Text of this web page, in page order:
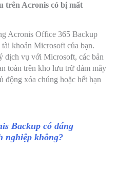
trên Acronis có bị mất
Acronis Office 365 Backup
khoản Microsoft của bạn.
dịch vụ với Microsoft, các bản
toàn trên kho lưu trữ đám mây
động xóa chúng hoặc hết hạn
Backup có đáng
nghiệp không?